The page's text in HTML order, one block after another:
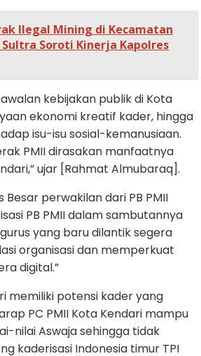
Ilegal Mining di Kecamatan
Soroti Kinerja Kapolres
kebijakan publik di Kota
ekonomi kreatif kader, hingga
isu-isu sosial-kemanusiaan.
PMII dirasakan manfaatnya
ujar [Rahmat Almubaraq].
Besar perwakilan dari PB PMII
PB PMII dalam sambutannya
yang baru dilantik segera
organisasi dan memperkuat
digital.”
memiliki potensi kader yang
PC PMII Kota Kendari mampu
nilai Aswaja sehingga tidak
kaderisasi Indonesia timur TPI